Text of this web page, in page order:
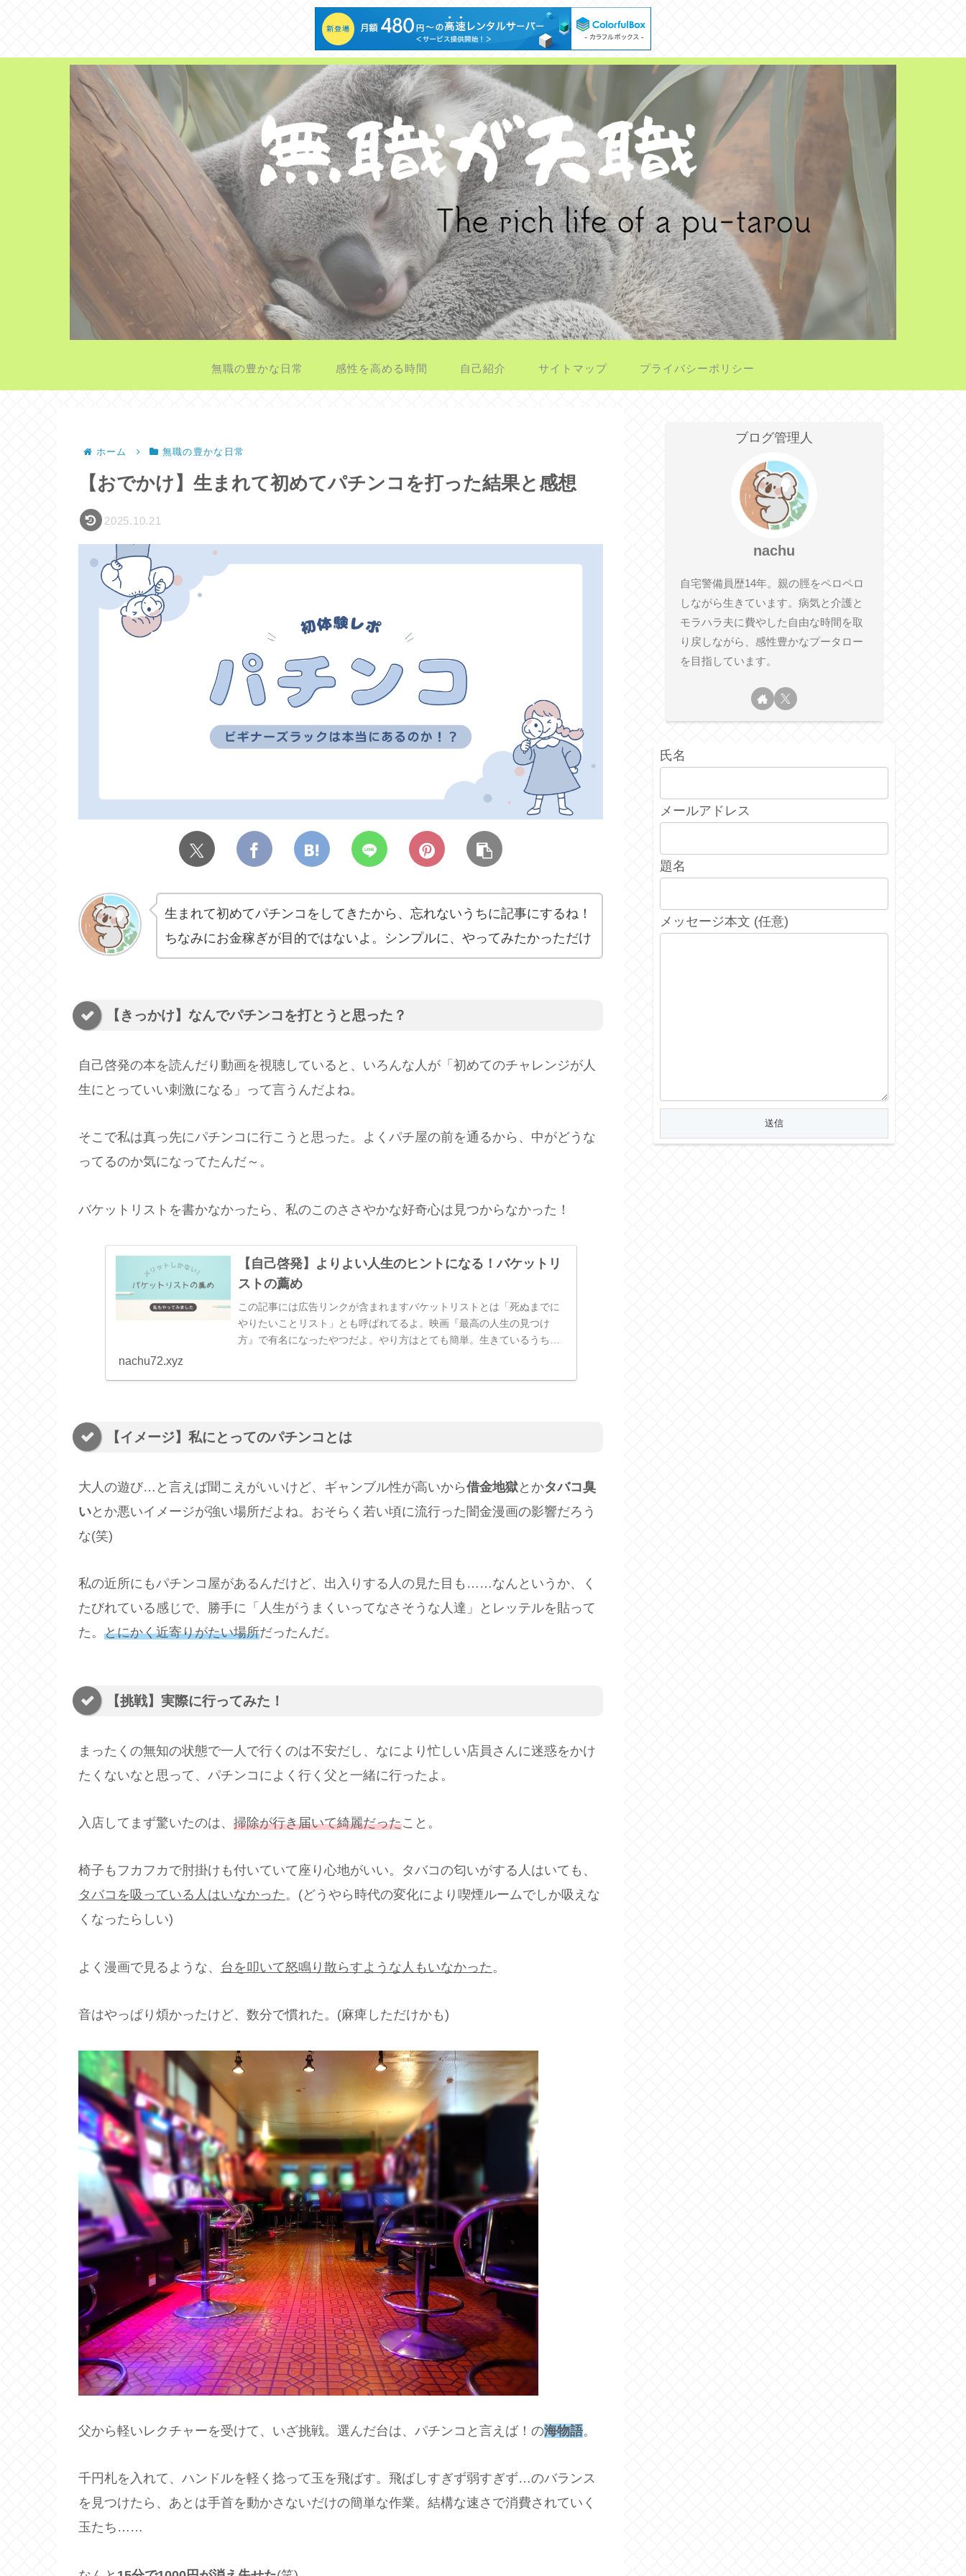
無職の豊かな日常 感性を高める時間 自己紹介 サイトマップ プライバシーポリシー
ホーム 無職の豊かな日常
【おでかけ】生まれて初めてパチンコを打った結果と感想
2025.10.21
生まれて初めてパチンコをしてきたから、忘れないうちに記事にするね！
ちなみにお金稼ぎが目的ではないよ。シンプルに、やってみたかっただけ
【きっかけ】なんでパチンコを打とうと思った？
自己啓発の本を読んだり動画を視聴していると、いろんな人が「初めてのチャレンジが人
生にとっていい刺激になる」って言うんだよね。
そこで私は真っ先にパチンコに行こうと思った。よくパチ屋の前を通るから、中がどうな
ってるのか気になってたんだ～。
バケットリストを書かなかったら、私のこのささやかな好奇心は見つからなかった！
【自己啓発】よりよい人生のヒントになる！バケットリ
ストの薦め
この記事には広告リンクが含まれますバケットリストとは「死ぬまでに
やりたいことリスト」とも呼ばれてるよ。映画『最高の人生の見つけ
方』で有名になったやつだよ。やり方はとても簡単。生きているうちに
nachu72.xyz
【イメージ】私にとってのパチンコとは
大人の遊び…と言えば聞こえがいいけど、ギャンブル性が高いから借金地獄とかタバコ臭
いとか悪いイメージが強い場所だよね。おそらく若い頃に流行った闇金漫画の影響だろう
な(笑)
私の近所にもパチンコ屋があるんだけど、出入りする人の見た目も……なんというか、く
たびれている感じで、勝手に「人生がうまくいってなさそうな人達」とレッテルを貼って
た。 とにかく近寄りがたい場所だったんだ。
【挑戦】実際に行ってみた！
まったくの無知の状態で一人で行くのは不安だし、なにより忙しい店員さんに迷惑をかけ
たくないなと思って、パチンコによく行く父と一緒に行ったよ。
入店してまず驚いたのは、 掃除が行き届いて綺麗だったこと。
椅子もフカフカで肘掛けも付いていて座り心地がいい。タバコの匂いがする人はいても、
タバコを吸っている人はいなかった 。(どうやら時代の変化により喫煙ルームでしか吸えな
くなったらしい)
よく漫画で見るような、 台を叩いて怒鳴り散らすような人もいなかった 。
音はやっぱり煩かったけど、数分で慣れた。(麻痺しただけかも)
父から軽いレクチャーを受けて、いざ挑戦。選んだ台は、パチンコと言えば！の海物語。
千円札を入れて、ハンドルを軽く捻って玉を飛ばす。飛ばしすぎず弱すぎず…のバランス
を見つけたら、あとは手首を動かさないだけの簡単な作業。結構な速さで消費されていく
玉たち……
ブログ管理人
nachu
自宅警備員歴14年。親の脛をペロペロ
しながら生きています。病気と介護と
モラハラ夫に費やした自由な時間を取
り戻しながら、感性豊かなプータロー
を目指しています。
氏名
メールアドレス
題名
メッセージ本文 (任意)